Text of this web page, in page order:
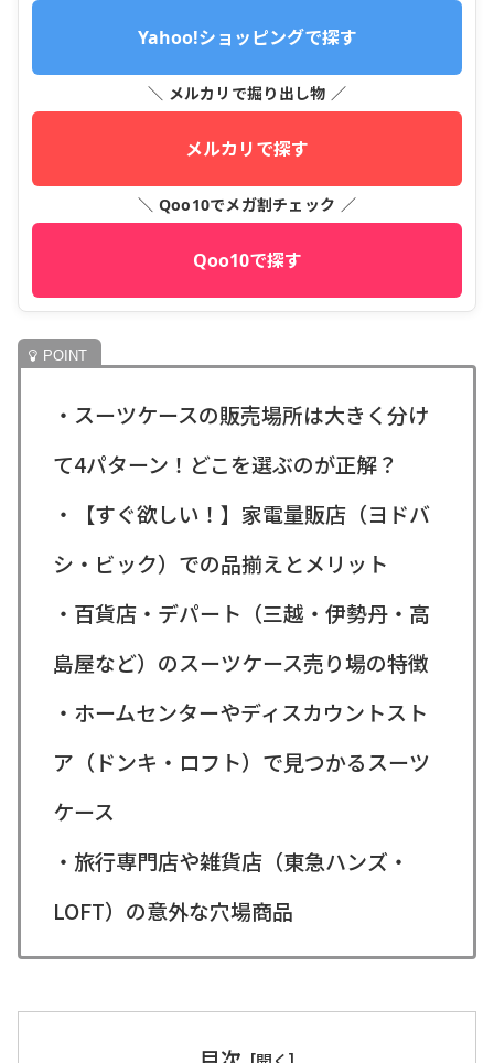
Yahoo!ショッピングで探す
＼ メルカリで掘り出し物 ／
メルカリで探す
＼ Qoo10でメガ割チェック ／
Qoo10で探す
・スーツケースの販売場所は大きく分け
て4パターン！どこを選ぶのが正解？
・【すぐ欲しい！】家電量販店（ヨドバ
シ・ビック）での品揃えとメリット
・百貨店・デパート（三越・伊勢丹・高
島屋など）のスーツケース売り場の特徴
・ホームセンターやディスカウントスト
ア（ドンキ・ロフト）で見つかるスーツ
ケース
・旅行専門店や雑貨店（東急ハンズ・
LOFT）の意外な穴場商品